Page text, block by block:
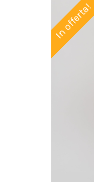
In offerta!